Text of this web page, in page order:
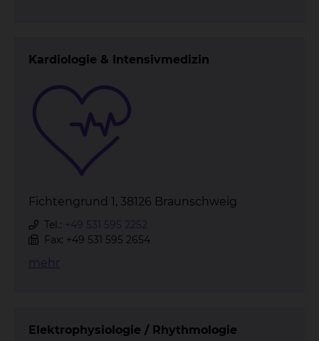
Kardiologie & Intensivmedizin
Fichtengrund 1, 38126 Braunschweig
Tel.: +49 531 595 2252
Fax: +49 531 595 2654
mehr
Elektrophysiologie / Rhythmologie